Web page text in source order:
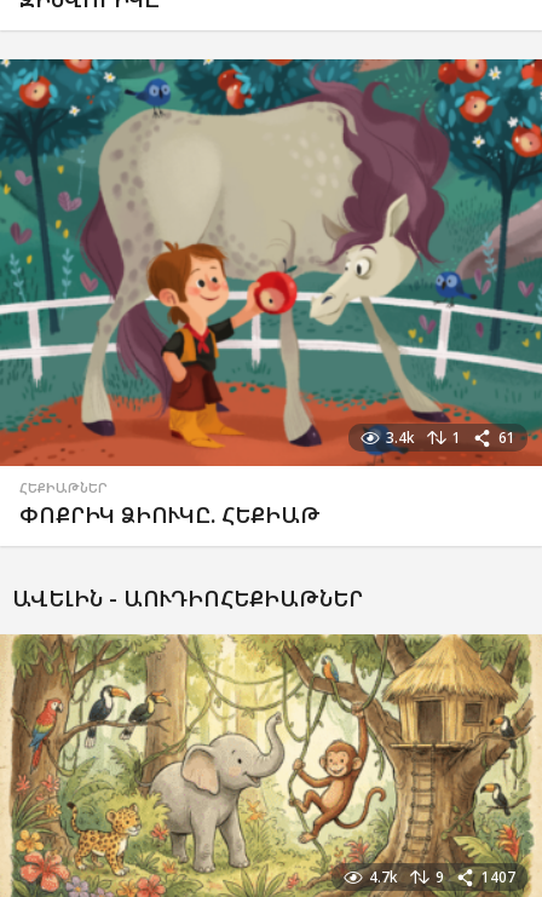
3.4k 1 61
ՀԵՔԻԱԹՆԵՐ
ՓՈՔՐԻԿ ՁԻՈՒԿԸ. ՀԵՔԻԱԹ
ԱՎԵԼԻՆ - ԱՈՒԴԻՈՀԵՔԻԱԹՆԵՐ
4.7k 9 1407